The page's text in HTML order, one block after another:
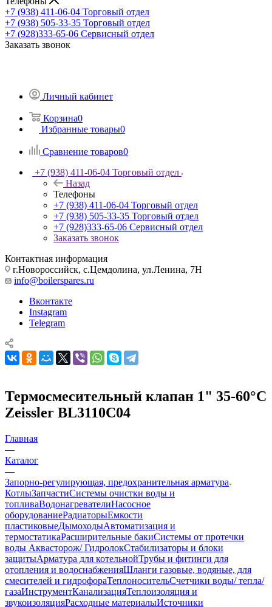
+7 (938) 411-06-04 Торговый отдел
+7 (938) 505-33-35 Торговый отдел
+7 (928)333-65-06 Сервисный отдел
Заказать звонок
Личный кабинет
Корзина0
Избранные товары0
Сравнение товаров0
+7 (938) 411-06-04 Торговый отдел
Назад
Телефоны
+7 (938) 411-06-04 Торговый отдел
+7 (938) 505-33-35 Торговый отдел
+7 (928)333-65-06 Сервисный отдел
Заказать звонок
Контактная информация
г.Новороссийск, с.Цемдолина, ул.Ленина, 7Н
info@boilerspares.ru
Вконтакте
Instagram
Telegram
Термосмесительный клапан 1" 35-60°С
Zeissler BL3110C04
Главная
—
Каталог
—
Запорно-регулирующая, предохранительная арматура
КотлыЗапчастиСистемы очистки воды и
топливаВодонагревателиНасосное
оборудованиеРадиаторыЕмкости
пластиковыеДымоходыАвтоматизация и
термостатикаРасширительные бакиСистемы от протечки
воды Аквасторож/ ГидролокСтабилизаторы и блоки
защитыАрматура для котельнойТрубы и фитинги для
отопления и водоснабженияШланги газовые, водяные, для
смесителей и гидрофораТеплоносительСчетчики воды/ тепла/
газаИнструментКанализацияТеплоизоляция и
звукоизоляцияРасходные материалыИсточники